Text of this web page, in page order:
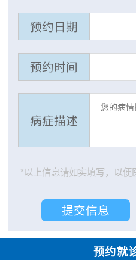
预约日期
预约时间
病症描述
*以上信息请如实填写，以便
预约就